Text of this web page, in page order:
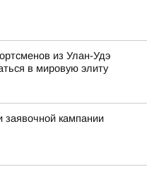
из Улан-Удэ
в мировую элиту
заявочной кампании